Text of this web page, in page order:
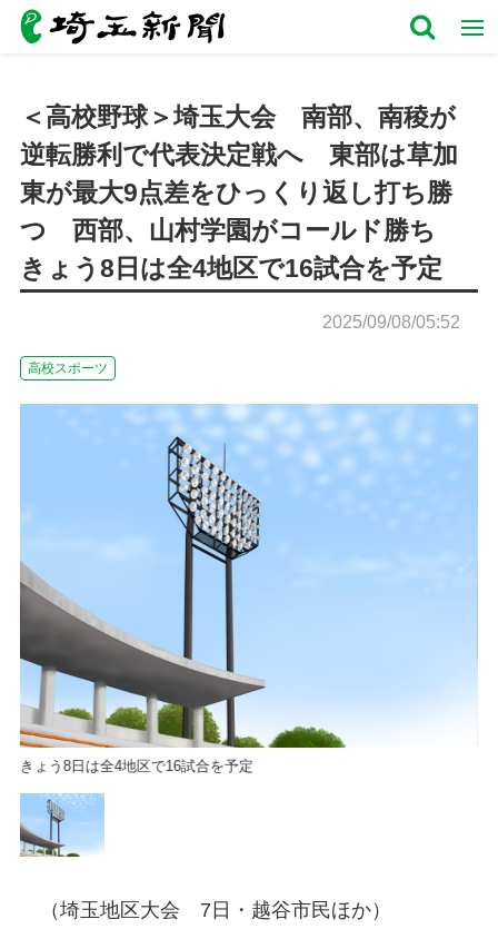
＜高校野球＞埼玉大会 南部、南稜が
逆転勝利で代表決定戦へ 東部は草加
東が最大9点差をひっくり返し打ち勝
つ 西部、山村学園がコールド勝ち
きょう8日は全4地区で16試合を予定
2025/09/08/05:52
高校スポーツ
きょう8日は全4地区で16試合を予定
（埼玉地区大会 7日・越谷市民ほか）